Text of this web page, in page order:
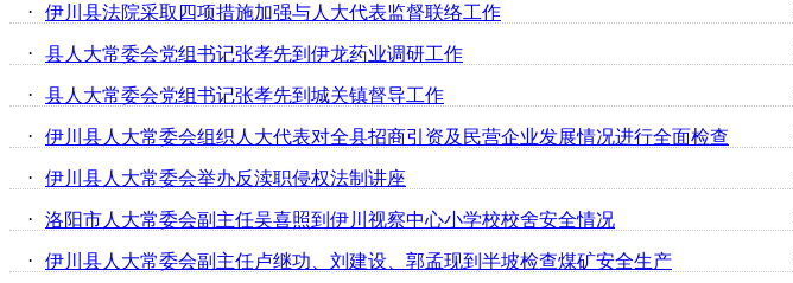
· 伊川县法院采取四项措施加强与人大代表监督联络工作
· 县人大常委会党组书记张孝先到伊龙药业调研工作
· 县人大常委会党组书记张孝先到城关镇督导工作
· 伊川县人大常委会组织人大代表对全县招商引资及民营企业发展情况进行全面检查
· 伊川县人大常委会举办反渎职侵权法制讲座
· 洛阳市人大常委会副主任吴喜照到伊川视察中心小学校校舍安全情况
· 伊川县人大常委会副主任卢继功、刘建设、郭孟现到半坡检查煤矿安全生产